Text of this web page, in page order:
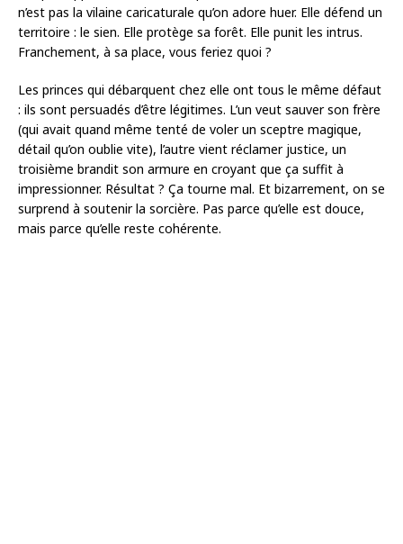
n’est pas la vilaine caricaturale qu’on adore huer. Elle défend un
territoire : le sien. Elle protège sa forêt. Elle punit les intrus.
Franchement, à sa place, vous feriez quoi ?
Les princes qui débarquent chez elle ont tous le même défaut
: ils sont persuadés d’être légitimes. L’un veut sauver son frère
(qui avait quand même tenté de voler un sceptre magique,
détail qu’on oublie vite), l’autre vient réclamer justice, un
troisième brandit son armure en croyant que ça suffit à
impressionner. Résultat ? Ça tourne mal. Et bizarrement, on se
surprend à soutenir la sorcière. Pas parce qu’elle est douce,
mais parce qu’elle reste cohérente.